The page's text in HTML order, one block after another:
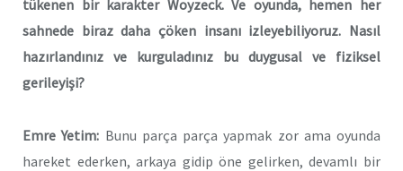
tükenen bir karakter Woyzeck. Ve oyunda, hemen her
sahnede biraz daha çöken insanı izleyebiliyoruz. Nasıl
hazırlandınız ve kurguladınız bu duygusal ve fiziksel
gerileyişi?
Emre Yetim: Bunu parça parça yapmak zor ama oyunda
hareket ederken, arkaya gidip öne gelirken, devamlı bir